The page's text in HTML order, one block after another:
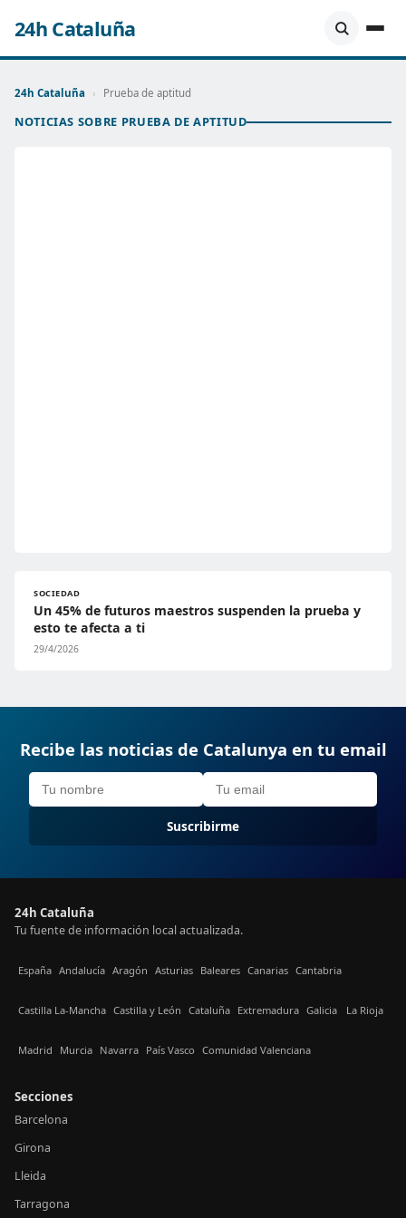
24h Cataluña
24h Cataluña › Prueba de aptitud
NOTICIAS SOBRE PRUEBA DE APTITUD
SOCIEDAD
Un 45% de futuros maestros suspenden la prueba y
esto te afecta a ti
29/4/2026
Recibe las noticias de Catalunya en tu email
Suscribirme
24h Cataluña
Tu fuente de información local actualizada.
España Andalucía Aragón Asturias Baleares Canarias Cantabria
Castilla La-Mancha Castilla y León Cataluña Extremadura Galicia La Rioja
Madrid Murcia Navarra País Vasco Comunidad Valenciana
Secciones
Barcelona
Girona
Lleida
Tarragona